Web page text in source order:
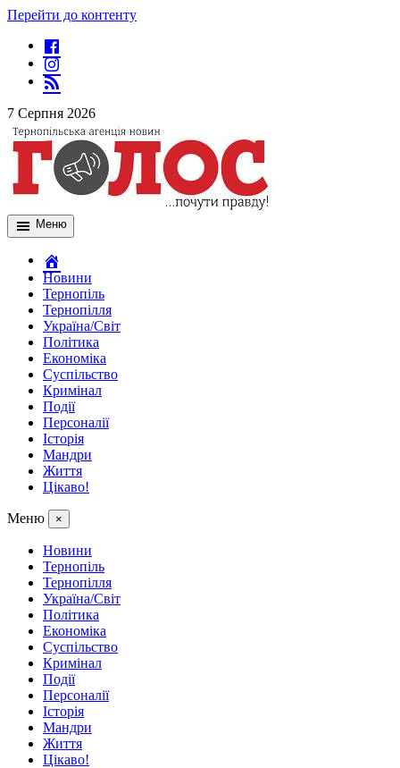
Перейти до контенту
7 Серпня 2026
Меню
Новини
Тернопіль
Тернопілля
Україна/Світ
Політика
Економіка
Суспільство
Кримінал
Події
Персоналії
Історія
Мандри
Життя
Цікаво!
Меню ×
Новини
Тернопіль
Тернопілля
Україна/Світ
Політика
Економіка
Суспільство
Кримінал
Події
Персоналії
Історія
Мандри
Життя
Цікаво!